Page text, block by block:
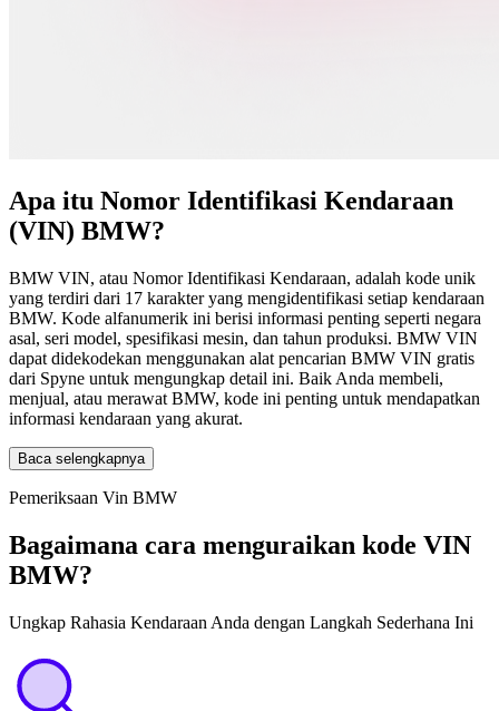
Apa itu Nomor Identifikasi Kendaraan
(VIN) BMW?
BMW VIN, atau Nomor Identifikasi Kendaraan, adalah kode unik
yang terdiri dari 17 karakter yang mengidentifikasi setiap kendaraan
BMW. Kode alfanumerik ini berisi informasi penting seperti negara
asal, seri model, spesifikasi mesin, dan tahun produksi. BMW VIN
dapat didekodekan menggunakan alat pencarian BMW VIN gratis
dari Spyne untuk mengungkap detail ini. Baik Anda membeli,
menjual, atau merawat BMW, kode ini penting untuk mendapatkan
informasi kendaraan yang akurat.
Baca selengkapnya
Pemeriksaan Vin BMW
Bagaimana cara menguraikan kode VIN
BMW?
Ungkap Rahasia Kendaraan Anda dengan Langkah Sederhana Ini